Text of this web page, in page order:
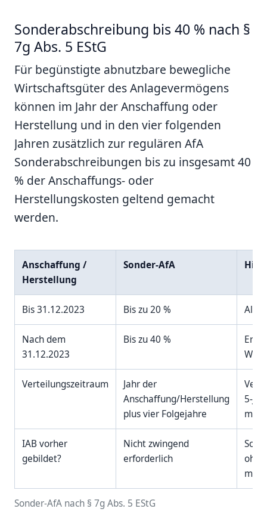
Sonderabschreibung bis 40 % nach §
7g Abs. 5 EStG
Für begünstigte abnutzbare bewegliche
Wirtschaftsgüter des Anlagevermögens
können im Jahr der Anschaffung oder
Herstellung und in den vier folgenden
Jahren zusätzlich zur regulären AfA
Sonderabschreibungen bis zu insgesamt 40
% der Anschaffungs- oder
Herstellungskosten geltend gemacht
werden.
Sonder-AfA nach § 7g Abs. 5 EStG
Anschaffung /
Herstellung
Sonder-AfA
Bis 31.12.2023 Bis zu 20 % Alte
Nach dem
31.12.2023
Bis zu 40 %
Verteilungszeitraum
Jahr der
Anschaffung/Herstellung
plus vier Folgejahre
5-
IAB vorher
gebildet?
Nicht zwingend
erforderlich